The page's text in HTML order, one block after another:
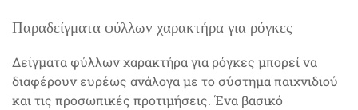
Παραδείγματα φύλλων χαρακτήρα για ρόγκες
Δείγματα φύλλων χαρακτήρα για ρόγκες μπορεί να
διαφέρουν ευρέως ανάλογα με το σύστημα παιχνιδιού
και τις προσωπικές προτιμήσεις. Ένα βασικό